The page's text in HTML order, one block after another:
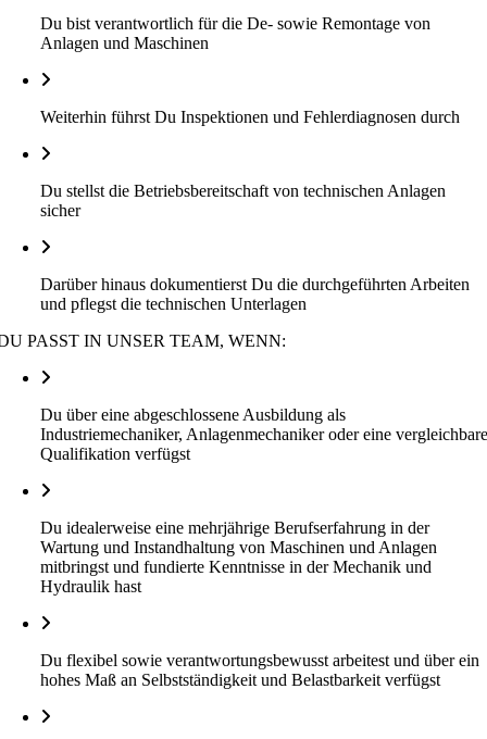
Du bist verantwortlich für die De- sowie Remontage von
Anlagen und Maschinen
Weiterhin führst Du Inspektionen und Fehlerdiagnosen durch
Du stellst die Betriebsbereitschaft von technischen Anlagen
sicher
Darüber hinaus dokumentierst Du die durchgeführten Arbeiten
und pflegst die technischen Unterlagen
PASST IN UNSER TEAM, WENN:
Du über eine abgeschlossene Ausbildung als
Industriemechaniker, Anlagenmechaniker oder eine
Qualifikation verfügst
Du idealerweise eine mehrjährige Berufserfahrung in der
Wartung und Instandhaltung von Maschinen und Anlagen
mitbringst und fundierte Kenntnisse in der Mechanik und
Hydraulik hast
Du flexibel sowie verantwortungsbewusst arbeitest und über ein
hohes Maß an Selbstständigkeit und Belastbarkeit verfügst